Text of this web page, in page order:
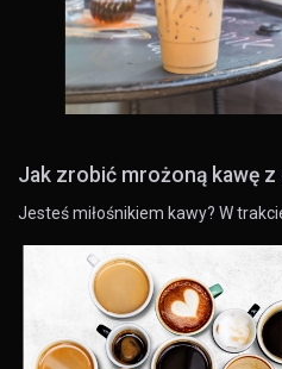
Jak zrobić mrożoną kawę z
Jesteś miłośnikiem kawy? W